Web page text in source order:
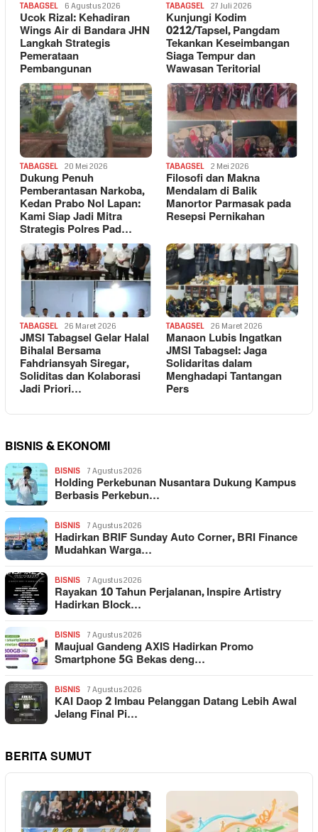
TABAGSEL 6 Agustus 2026
Ucok Rizal: Kehadiran
Wings Air di Bandara JHN
Langkah Strategis
Pemerataan
Pembangunan
TABAGSEL 27 Juli 2026
Kunjungi Kodim
0212/Tapsel, Pangdam
Tekankan Keseimbangan
Siaga Tempur dan
Wawasan Teritorial
TABAGSEL 20 Mei 2026
Dukung Penuh
Pemberantasan Narkoba,
Kedan Prabo Nol Lapan:
Kami Siap Jadi Mitra
Strategis Polres Pad…
TABAGSEL 2 Mei 2026
Filosofi dan Makna
Mendalam di Balik
Manortor Parmasak pada
Resepsi Pernikahan
TABAGSEL 26 Maret 2026
JMSI Tabagsel Gelar Halal
Bihalal Bersama
Fahdriansyah Siregar,
Soliditas dan Kolaborasi
Jadi Priori…
TABAGSEL 26 Maret 2026
Manaon Lubis Ingatkan
JMSI Tabagsel: Jaga
Solidaritas dalam
Menghadapi Tantangan
Pers
BISNIS & EKONOMI
BISNIS 7 Agustus 2026
Holding Perkebunan Nusantara Dukung Kampus
Berbasis Perkebun…
BISNIS 7 Agustus 2026
Hadirkan BRIF Sunday Auto Corner, BRI Finance
Mudahkan Warga…
BISNIS 7 Agustus 2026
Rayakan 10 Tahun Perjalanan, Inspire Artistry
Hadirkan Block…
BISNIS 7 Agustus 2026
Maujual Gandeng AXIS Hadirkan Promo
Smartphone 5G Bekas deng…
BISNIS 7 Agustus 2026
KAI Daop 2 Imbau Pelanggan Datang Lebih Awal
Jelang Final Pi…
BERITA SUMUT